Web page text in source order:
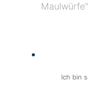
Maulwürfe"
Ich bin